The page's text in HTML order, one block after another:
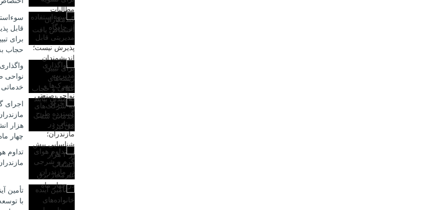
قابل
برای
حجاب به
نواحی
اجرای
هزار
چهار
تداوم
تأمین
با